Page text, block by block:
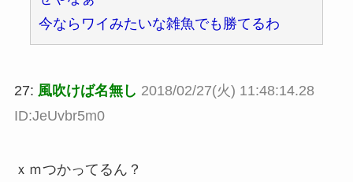
今ならワイみたいな雑魚でも勝てるわ
27: 風吹けば名無し 2018/02/27(火) 11:48:14.28
ID:JeUvbr5m0
ｘｍつかってるん？